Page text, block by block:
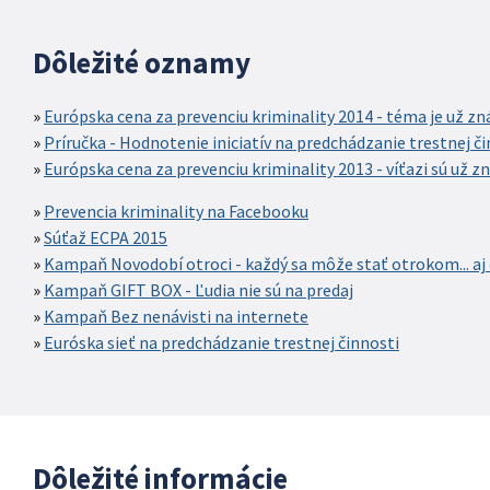
Dôležité oznamy
Európska cena za prevenciu kriminality 2014 - téma je už
Príručka - Hodnotenie iniciatív na predchádzanie trestnej
Európska cena za prevenciu kriminality 2013 - víťazi sú už
Prevencia kriminality na Facebooku
Súťaž ECPA 2015
Kampaň Novodobí otroci - každý sa môže stať otrokom... aj
Kampaň GIFT BOX - Ľudia nie sú na predaj
Kampaň Bez nenávisti na internete
Euróska sieť na predchádzanie trestnej činnosti
Dôležité informácie